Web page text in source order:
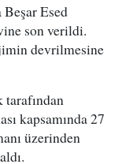
Esed
son verildi.
devrilmesine
tarafından
kapsamında 27
üzerinden